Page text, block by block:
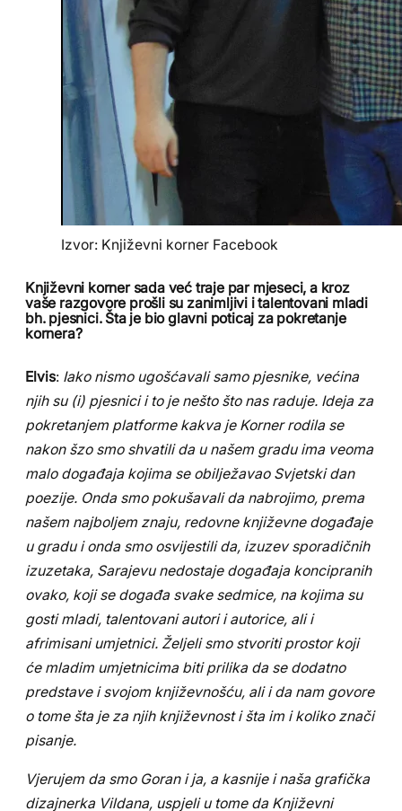
Izvor: Književni korner Facebook
Književni korner sada već traje par mjeseci, a kroz
vaše razgovore prošli su zanimljivi i talentovani mladi
bh. pjesnici. Šta je bio glavni poticaj za pokretanje
kornera?
Elvis: Iako nismo ugošćavali samo pjesnike, većina
njih su (i) pjesnici i to je nešto što nas raduje. Ideja za
pokretanjem platforme kakva je Korner rodila se
nakon šzo smo shvatili da u našem gradu ima veoma
malo događaja kojima se obilježavao Svjetski dan
poezije. Onda smo pokušavali da nabrojimo, prema
našem najboljem znaju, redovne književne događaje
u gradu i onda smo osvijestili da, izuzev sporadičnih
izuzetaka, Sarajevu nedostaje događaja koncipranih
ovako, koji se događa svake sedmice, na kojima su
gosti mladi, talentovani autori i autorice, ali i
afrimisani umjetnici. Željeli smo stvoriti prostor koji
će mladim umjetnicima biti prilika da se dodatno
predstave i svojom književnošću, ali i da nam govore
o tome šta je za njih književnost i šta im i koliko znači
pisanje.
Vjerujem da smo Goran i ja, a kasnije i naša grafička
dizajnerka Vildana, uspjeli u tome da Književni